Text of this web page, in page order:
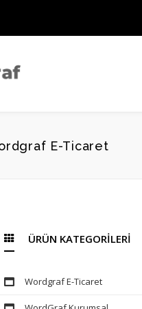
E-Ticaret
ÜRÜN KATEGORİLERİ
Wordgraf E-Ticaret